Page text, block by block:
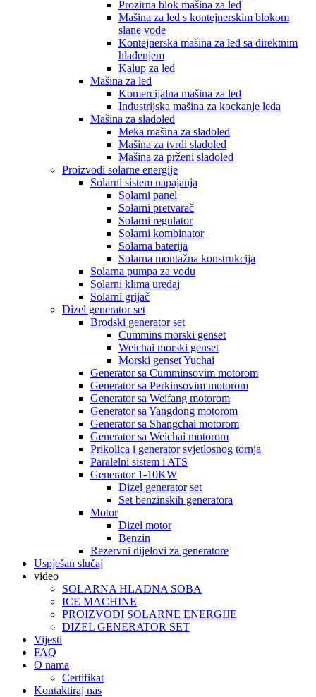
Prozirna blok mašina za led
Mašina za led s kontejnerskim blokom
slane vode
Kontejnerska mašina za led sa direktnim
hlađenjem
Kalup za led
Mašina za led
Komercijalna mašina za led
Industrijska mašina za kockanje leda
Mašina za sladoled
Meka mašina za sladoled
Mašina za tvrdi sladoled
Mašina za prženi sladoled
Proizvodi solarne energije
Solarni sistem napajanja
Solarni panel
Solarni pretvarač
Solarni regulator
Solarni kombinator
Solarna baterija
Solarna montažna konstrukcija
Solarna pumpa za vodu
Solarni klima uređaj
Solarni grijač
Dizel generator set
Brodski generator set
Cummins morski genset
Weichai morski genset
Morski genset Yuchai
Generator sa Cumminsovim motorom
Generator sa Perkinsovim motorom
Generator sa Weifang motorom
Generator sa Yangdong motorom
Generator sa Shangchai motorom
Generator sa Weichai motorom
Prikolica i generator svjetlosnog tornja
Paralelni sistem i ATS
Generator 1-10KW
Dizel generator set
Set benzinskih generatora
Motor
Dizel motor
Benzin
Rezervni dijelovi za generatore
Uspješan slučaj
video
SOLARNA HLADNA SOBA
ICE MACHINE
PROIZVODI SOLARNE ENERGIJE
DIZEL GENERATOR SET
Vijesti
FAQ
O nama
Certifikat
Kontaktiraj nas